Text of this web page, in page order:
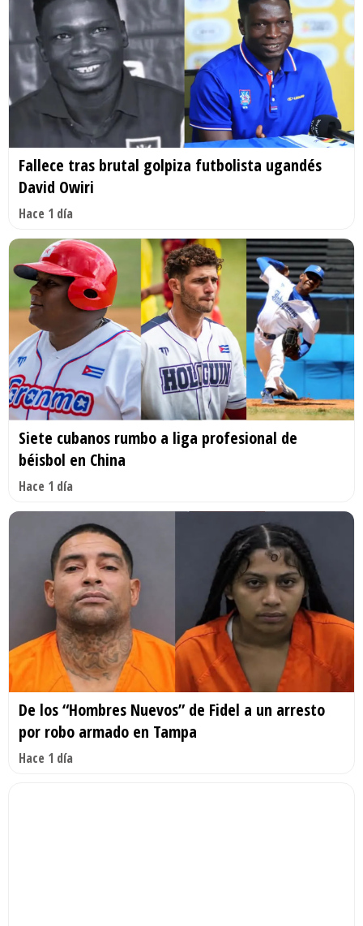
Fallece tras brutal golpiza futbolista ugandés
David Owiri
Hace 1 día
Siete cubanos rumbo a liga profesional de
béisbol en China
Hace 1 día
De los “Hombres Nuevos” de Fidel a un arresto
por robo armado en Tampa
Hace 1 día